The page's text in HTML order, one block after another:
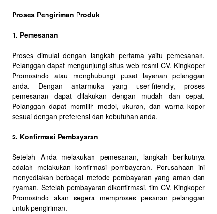
Proses Pengiriman Produk
1. Pemesanan
Proses dimulai dengan langkah pertama yaitu pemesanan.
Pelanggan dapat mengunjungi situs web resmi CV. Kingkoper
Promosindo atau menghubungi pusat layanan pelanggan
anda. Dengan antarmuka yang user-friendly, proses
pemesanan dapat dilakukan dengan mudah dan cepat.
Pelanggan dapat memilih model, ukuran, dan warna koper
sesuai dengan preferensi dan kebutuhan anda.
2. Konfirmasi Pembayaran
Setelah Anda melakukan pemesanan, langkah berikutnya
adalah melakukan konfirmasi pembayaran. Perusahaan ini
menyediakan berbagai metode pembayaran yang aman dan
nyaman. Setelah pembayaran dikonfirmasi, tim CV. Kingkoper
Promosindo akan segera memproses pesanan pelanggan
untuk pengiriman.